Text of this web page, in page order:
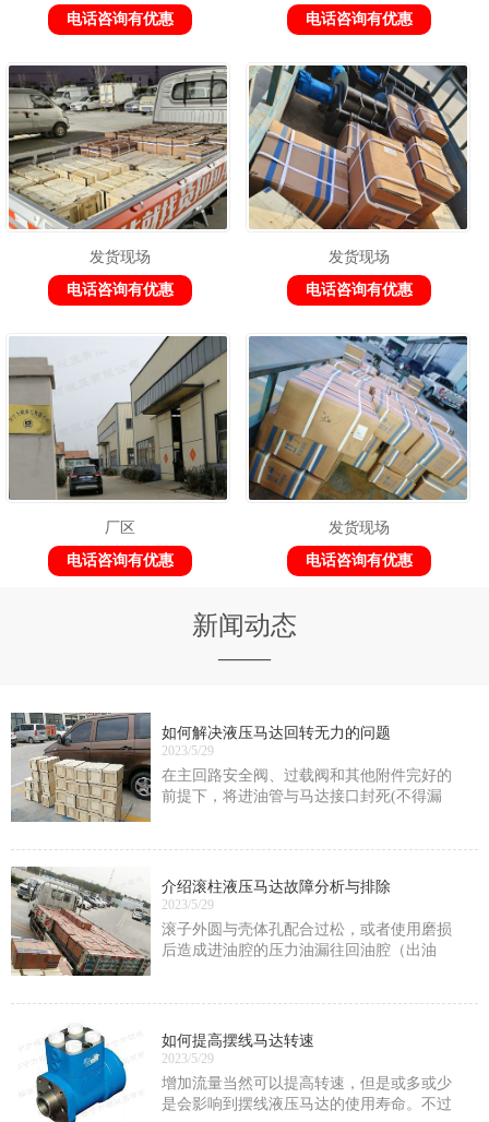
电话咨询有优惠
电话咨询有优惠
发货现场
电话咨询有优惠
发货现场
电话咨询有优惠
厂区
电话咨询有优惠
发货现场
电话咨询有优惠
新闻动态
——
如何解决液压马达回转无力的问题
2023/5/29
在主回路安全阀、过载阀和其他附件完好的
前提下，将进油管与马达接口封死(不得漏
介绍滚柱液压马达故障分析与排除
2023/5/29
滚子外圆与壳体孔配合过松，或者使用磨损
后造成进油腔的压力油漏往回油腔（出油
如何提高摆线马达转速
2023/5/29
增加流量当然可以提高转速，但是或多或少
是会影响到摆线液压马达的使用寿命。不过